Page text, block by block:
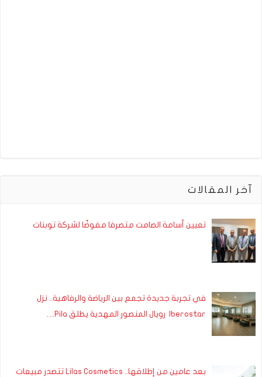
آخر المقالات
تعيين أسامة الصامت متصرفا مفوضًا لشركة توبنات
في تجربة جديدة تجمع بين الرياضة والرفاهية.. نزل
Iberostar رويال المنصور المهدية يطلق Pila…
بعد عامين من إطلاقها.. Lilas Cosmetics تتصدر مبيعات